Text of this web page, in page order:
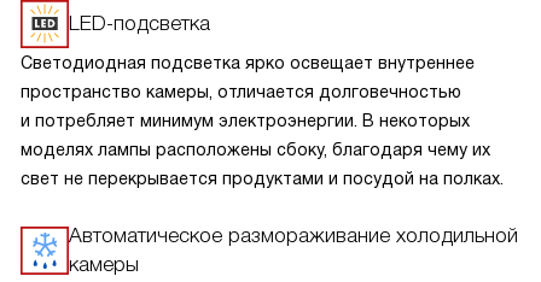
LED-подсветка
Светодиодная подсветка ярко освещает внутреннее
пространство камеры, отличается долговечностью
и потребляет минимум электроэнергии. В некоторых
моделях лампы расположены сбоку, благодаря чему их
свет не перекрывается продуктами и посудой на полках.
Автоматическое размораживание холодильной
камеры